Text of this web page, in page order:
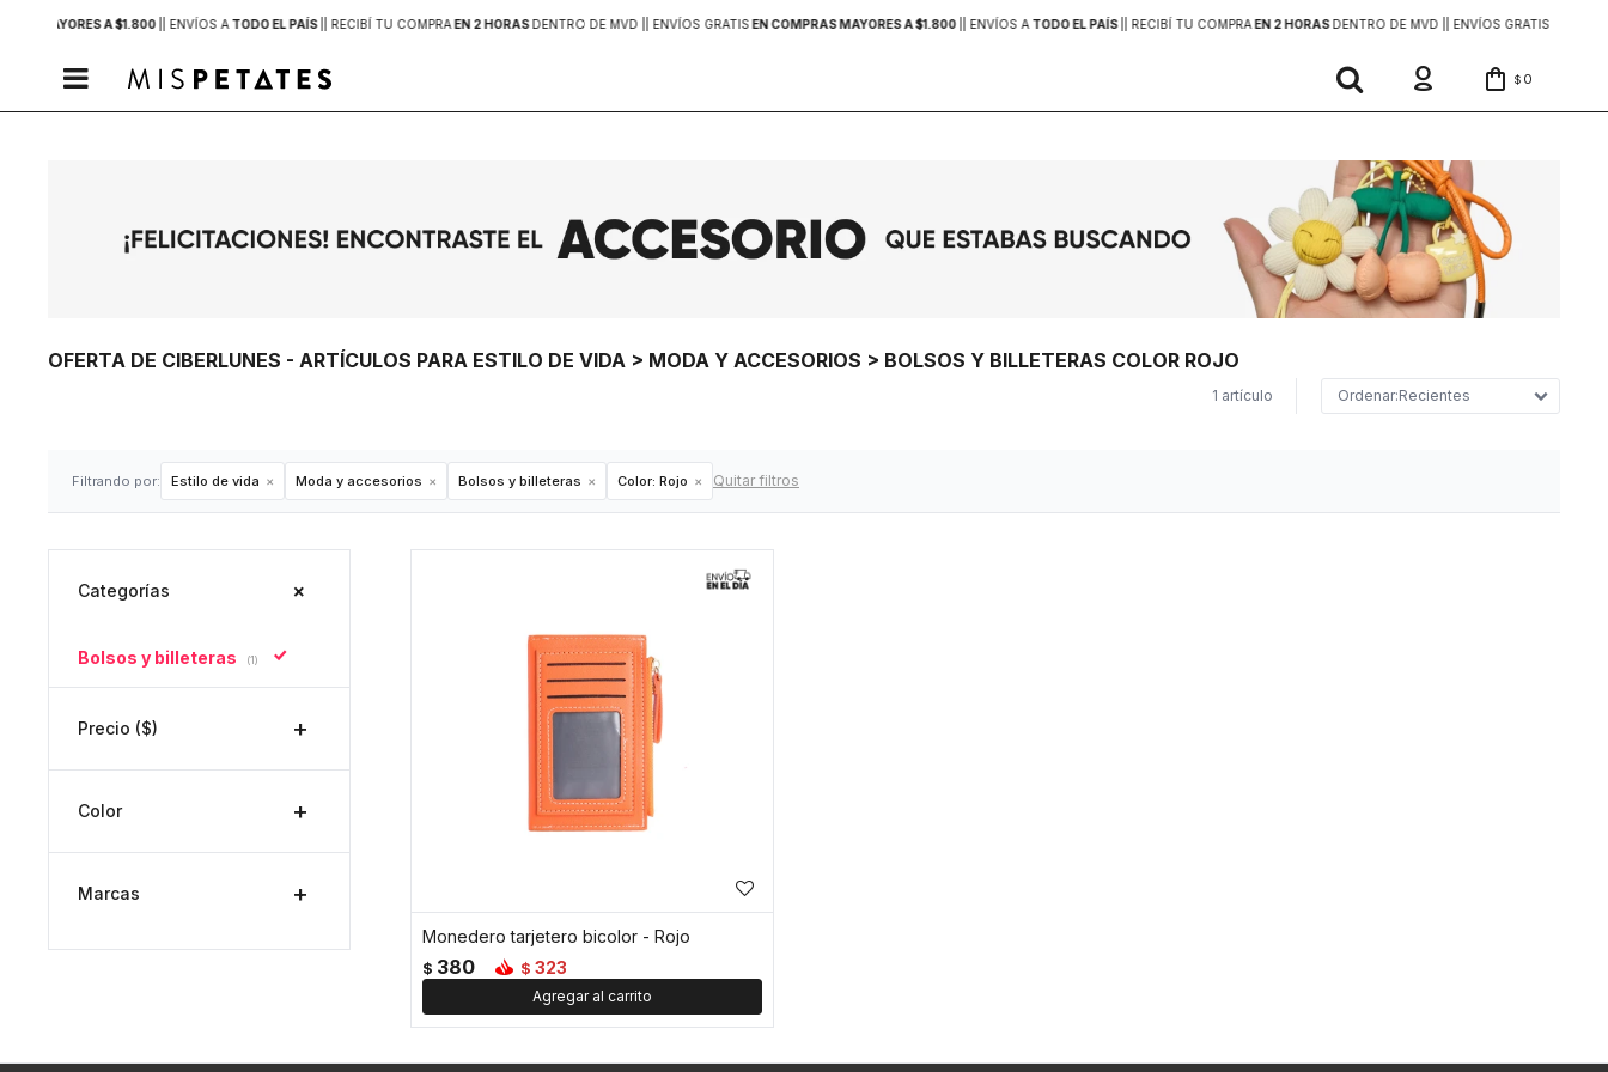
MAYORES A $1.800 | ENVÍOS A TODO EL PAÍS | RECIBÍ TU COMPRAEN 2 HORASDENTRO DE MVD | | ENVÍOS GRATISEN COMPRAS MAYORES A $1.800 | ENVÍOS A TODO EL PAÍS | RECIBÍ TU COMPRAEN 2 HORASDENTRO DE MVD | | ENVÍOS GRATIS
 $ 0
OFERTA DE CIBERLUNES - ARTÍCULOS PARA ESTILO DE VIDA > MODA Y ACCESORIOS > BOLSOS Y BILLETERAS COLOR ROJO
1 artículo Recientes
Filtrando por: Estilo de vida Moda y accesorios Bolsos y billeteras Color: Rojo Quitar filtros
Monedero tarjetero bicolor - Rojo
$ 380 $ 323
Categorías
Bolsos y billeteras (1)
Precio ($)
Color
Marcas